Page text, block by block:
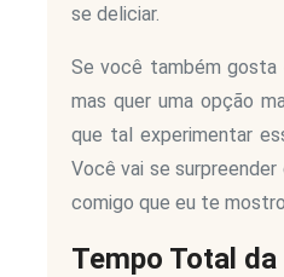
se deliciar.
Se você também gosta
mas quer uma opção
que tal experimentar
Você vai se
comigo que eu te
Tempo Total